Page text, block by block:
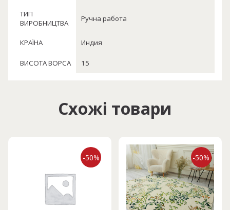
ТИП
ВИРОБНИЦТВА
Ручна работа
КРАЇНА Индия
ВИСОТА ВОРСА 15
Схожі товари
-50% -50%